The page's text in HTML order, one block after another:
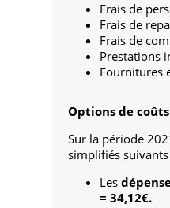
Frais de
Frais de
Frais de
Prestations
Fournitures
Options de
Sur la période
simplifiés
Les
= 34,12€.